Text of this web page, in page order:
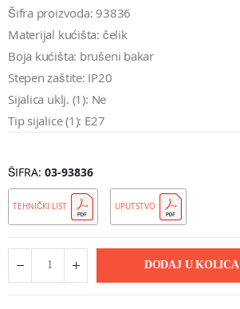
Šifra proizvoda: 93836
Materijal kućišta: čelik
Boja kućišta: brušeni bakar
Stepen zaštite: IP20
Sijalica uklj. (1): Ne
Tip sijalice (1): E27
ŠIFRA 03-93836
TEHNIČKI LIST UPUTSTVO
DODAJ U KOLICA